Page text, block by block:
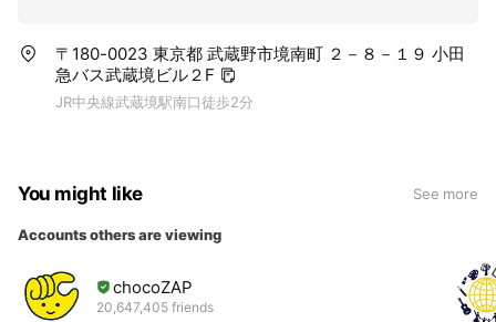
〒180-0023 東京都 武蔵野市境南町 ２－８－１９ 小田
急バス武蔵境ビル２F
JR中央線武蔵境駅南口徒歩2分
You might like See more
Accounts others are viewing
chocoZAP
20,647,405 friends